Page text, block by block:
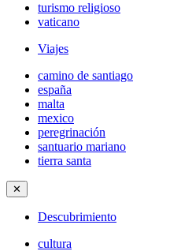
turismo religioso
vaticano
Viajes
camino de santiago
españa
malta
mexico
peregrinación
santuario mariano
tierra santa
✕
Descubrimiento
cultura